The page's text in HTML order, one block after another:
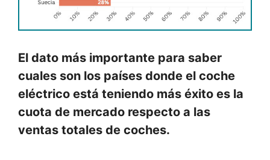
El dato más importante para saber
cuales son los países donde el coche
eléctrico está teniendo más éxito es la
cuota de mercado respecto a las
ventas totales de coches.